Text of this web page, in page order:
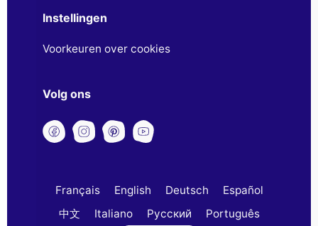
Instellingen
Voorkeuren over cookies
Volg ons
Français English Deutsch
Español
中文
Italiano Русский Português